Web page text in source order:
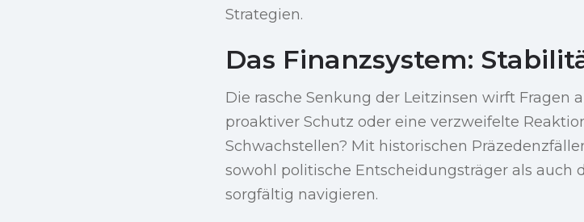
Strategien.
Das Finanzsystem:
Die rasche Senkung der Leitzinsen wirft Fragen
proaktiver Schutz oder eine verzweifelte
Schwachstellen? Mit historischen
sowohl politische Entscheidungsträger als auch
sorgfältig navigieren.